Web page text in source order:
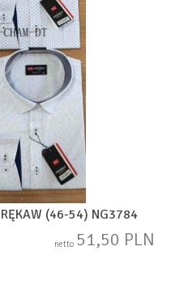
RĘKAW (46-54) NG3784
netto 51,50 PLN